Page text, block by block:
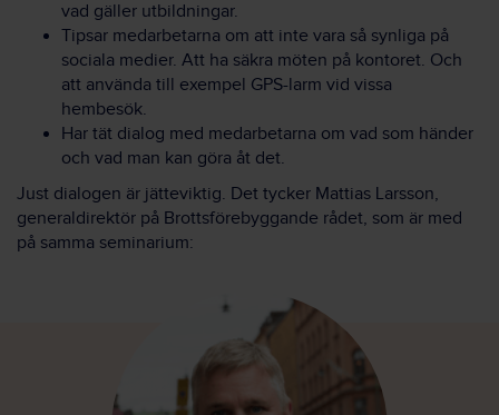
vad gäller utbildningar.
Tipsar medarbetarna om att inte vara så synliga på
sociala medier. Att ha säkra möten på kontoret. Och
att använda till exempel GPS-larm vid vissa
hembesök.
Har tät dialog med medarbetarna om vad som händer
och vad man kan göra åt det.
Just dialogen är jätteviktig. Det tycker Mattias Larsson,
generaldirektör på Brottsförebyggande rådet, som är med
på samma seminarium: